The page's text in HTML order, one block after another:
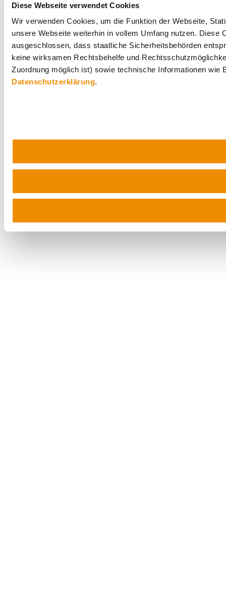
Diese Webseite verwendet Cookies
Wir verwenden Cookies, um die Funktion der Webseite,
unsere Webseite weiterhin in vollem Umfang nutzen.
ausgeschlossen, dass staatliche Sicherheitsbehörden
keine wirksamen Rechtsbehelfe und
Zuordnung möglich ist) sowie technische Informationen
Datenschutzerklärung.